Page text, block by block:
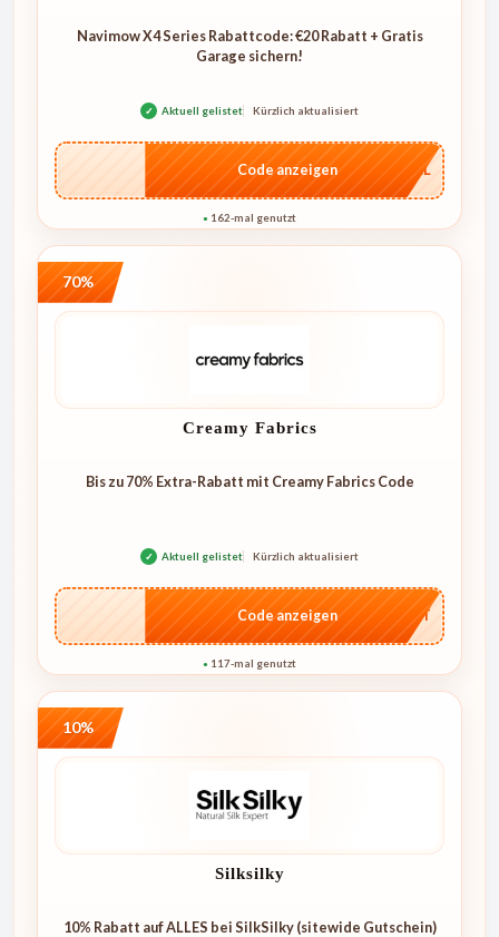
Navimow X4 Series Rabattcode: €20 Rabatt + Gratis
Garage sichern!
✓ Aktuell gelistet Kürzlich aktualisiert
…4KL
Code anzeigen
● 162-mal genutzt
70%
Creamy Fabrics
Bis zu 70% Extra-Rabatt mit Creamy Fabrics Code
✓ Aktuell gelistet Kürzlich aktualisiert
…CRET
Code anzeigen
● 117-mal genutzt
10%
Silksilky
10% Rabatt auf ALLES bei SilkSilky (sitewide Gutschein)